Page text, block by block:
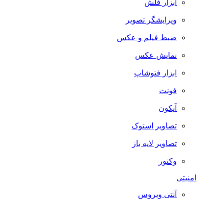
ابزار فلش
ویرایشگر تصویر
ضبط فيلم و عكس
نمایش عکس
ابزار فتوشاپ
فونت
آیکون
تصاویر استوک
تصاویر لایه باز
وکتور
امنیتی
آنتی ویروس